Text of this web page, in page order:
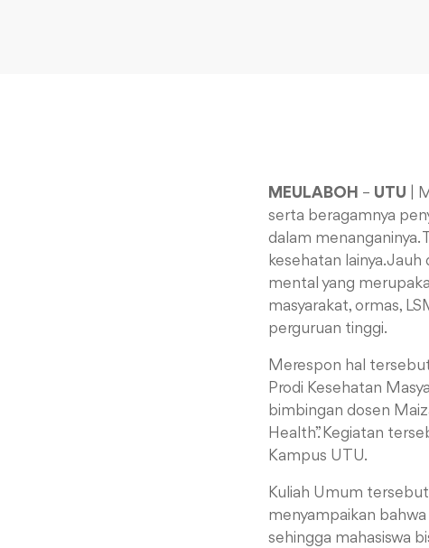
MEULABOH – UTU
serta beragamnya
dalam menanganinya.
kesehatan lainya.
mental yang
masyarakat, ormas,
perguruan tinggi.
Merespon hal
Prodi Kesehatan
bimbingan dosen
Health”. Kegiatan
Kampus UTU.
Kuliah Umum tersebut
menyampaikan bahwa
sehingga mahasiswa